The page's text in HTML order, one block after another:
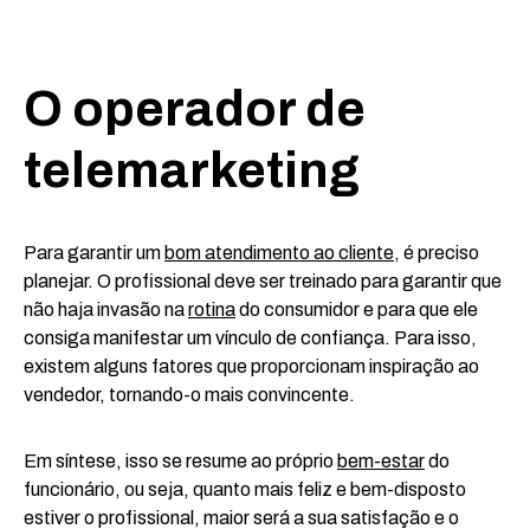
O operador de
telemarketing
Para garantir um bom atendimento ao cliente, é preciso
planejar. O profissional deve ser treinado para garantir que
não haja invasão narotinado consumidor e para que ele
consiga manifestar um vínculo de confiança. Para isso,
existem alguns fatores que proporcionam inspiração ao
vendedor, tornando-o mais convincente.
Em síntese, isso se resume ao próprio bem-estardo
funcionário, ou seja, quanto mais feliz e bem-disposto
estiver o profissional, maior será a sua satisfação e o